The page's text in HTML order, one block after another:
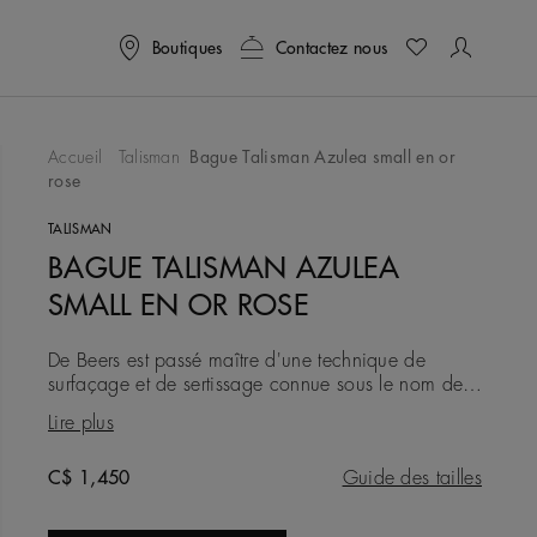
Boutiques Contactez nous
Accueil Talisman
Bague Talisman Azulea small en or
rose
TALISMAN
BAGUE TALISMAN AZULEA
SMALL EN OR ROSE
De Beers est passé maître d'une technique de
surfaçage et de sertissage connue sous le nom de
serti poinçon, signature de notre collection Talisman.
Dans cette pièc
Lire plus
Original price
C$ 1,450 Guide des tailles